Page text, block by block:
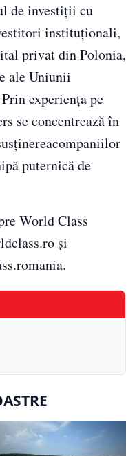
de investiții cu
instituționali,
privat din Polonia,
ale Uniunii
experiența pe
se concentrează în
puternică de
World Class
și